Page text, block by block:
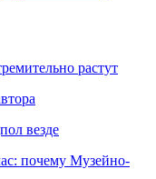
растут
везде
почему Музейно-